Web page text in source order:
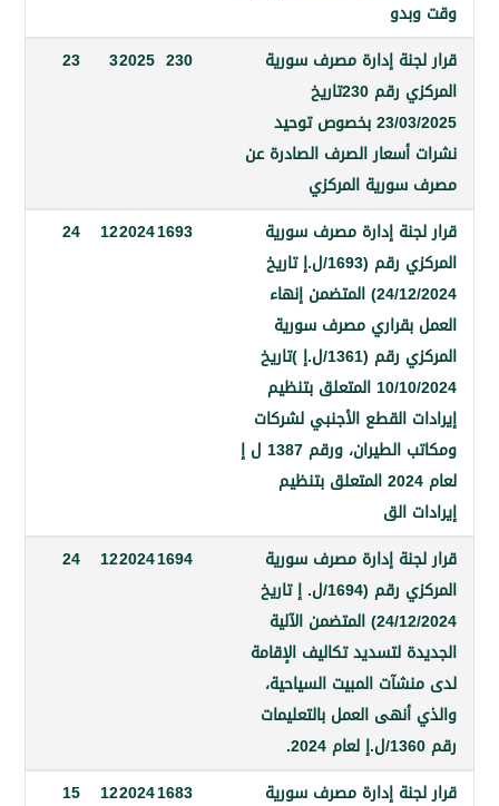
إدارة مصرف سورية
المركزي رقم 230تاريخ
23/03/2025 بخصوص توحيد
الصرف الصادرة عن
المركزي
230
23
إدارة مصرف سورية
المركزي رقم (1693/ل.إ تاريخ
24/12/2024) المتضمن إنهاء
مصرف سورية
المركزي رقم (1361/ل.إ )تاريخ
10/10/2024 المتعلق بتنظيم
القطع الأجنبي لشركات
ومكاتب الطيران، ورقم 1387 ل إ
لعام 2024 المتعلق بتنظيم
1693
12
24
إدارة مصرف سورية
المركزي رقم (1694/ل. إ تاريخ
24/12/2024) المتضمن الآلية
لتسديد تكاليف الإقامة
المبيت السياحية،
العمل بالتعليمات
1694
12
24
إدارة مصرف سورية
1683
12
15